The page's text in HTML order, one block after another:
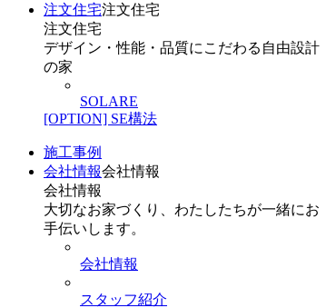
注文住宅注文住宅
注文住宅
デザイン・性能・品質にこだわる自由設計
の家
SOLARE
[OPTION] SE構法
施工事例
会社情報会社情報
会社情報
大切なお家づくり、わたしたちが一緒にお
手伝いします。
会社情報
スタッフ紹介